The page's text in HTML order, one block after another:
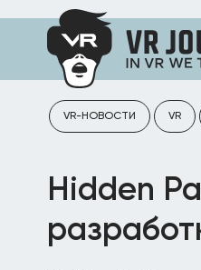
VR-НОВОСТИ VR
Hidden